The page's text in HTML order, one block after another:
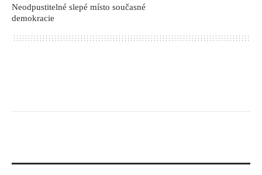
Neodpustitelné slepé místo současné
demokracie